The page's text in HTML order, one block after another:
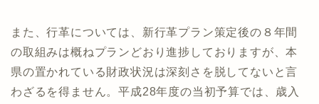
また、行革については、新行革プラン策定後の８年間
の取組みは概ねプランどおり進捗しておりますが、本
県の置かれている財政状況は深刻さを脱してないと言
わざるを得ません。平成28年度の当初予算では、歳入